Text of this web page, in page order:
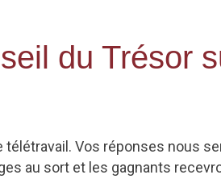
du Trésor
Vos réponses nous
au sort et les gagnants